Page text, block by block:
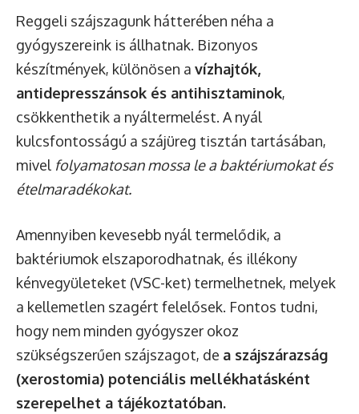
Reggeli szájszagunk hátterében néha a
gyógyszereink is állhatnak. Bizonyos
készítmények, különösen a vízhajtók,
antidepresszánsok és antihisztaminok,
csökkenthetik a nyáltermelést. A nyál
kulcsfontosságú a szájüreg tisztán tartásában,
mivel folyamatosan mossa le a baktériumokat és
ételmaradékokat.
Amennyiben kevesebb nyál termelődik, a
baktériumok elszaporodhatnak, és illékony
kénvegyületeket (VSC-ket) termelhetnek, melyek
a kellemetlen szagért felelősek. Fontos tudni,
hogy nem minden gyógyszer okoz
szükségszerűen szájszagot, de a szájszárazság
(xerostomia) potenciális mellékhatásként
szerepelhet a tájékoztatóban.